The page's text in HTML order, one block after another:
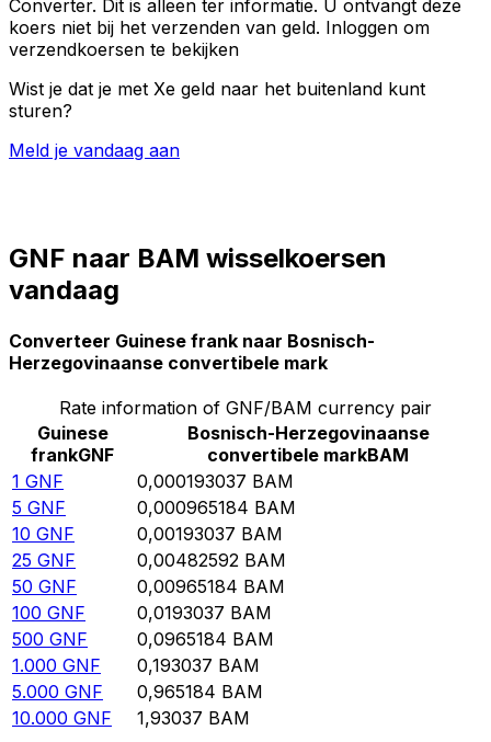
Converter. Dit is alleen ter informatie. U ontvangt deze
koers niet bij het verzenden van geld. Inloggen om
verzendkoersen te bekijken
Wist je dat je met Xe geld naar het buitenland kunt
sturen?
Meld je vandaag aan
GNF naar BAM wisselkoersen
vandaag
Converteer Guinese frank naar Bosnisch-
Herzegovinaanse convertibele mark
Rate information of GNF/BAM currency pair
Guinese
frankGNF
Bosnisch-Herzegovinaanse
convertibele markBAM
1 GNF 0,000193037 BAM
5 GNF 0,000965184 BAM
10 GNF 0,00193037 BAM
25 GNF 0,00482592 BAM
50 GNF 0,00965184 BAM
100 GNF 0,0193037 BAM
500 GNF 0,0965184 BAM
1.000 GNF 0,193037 BAM
5.000 GNF 0,965184 BAM
10.000 GNF 1,93037 BAM